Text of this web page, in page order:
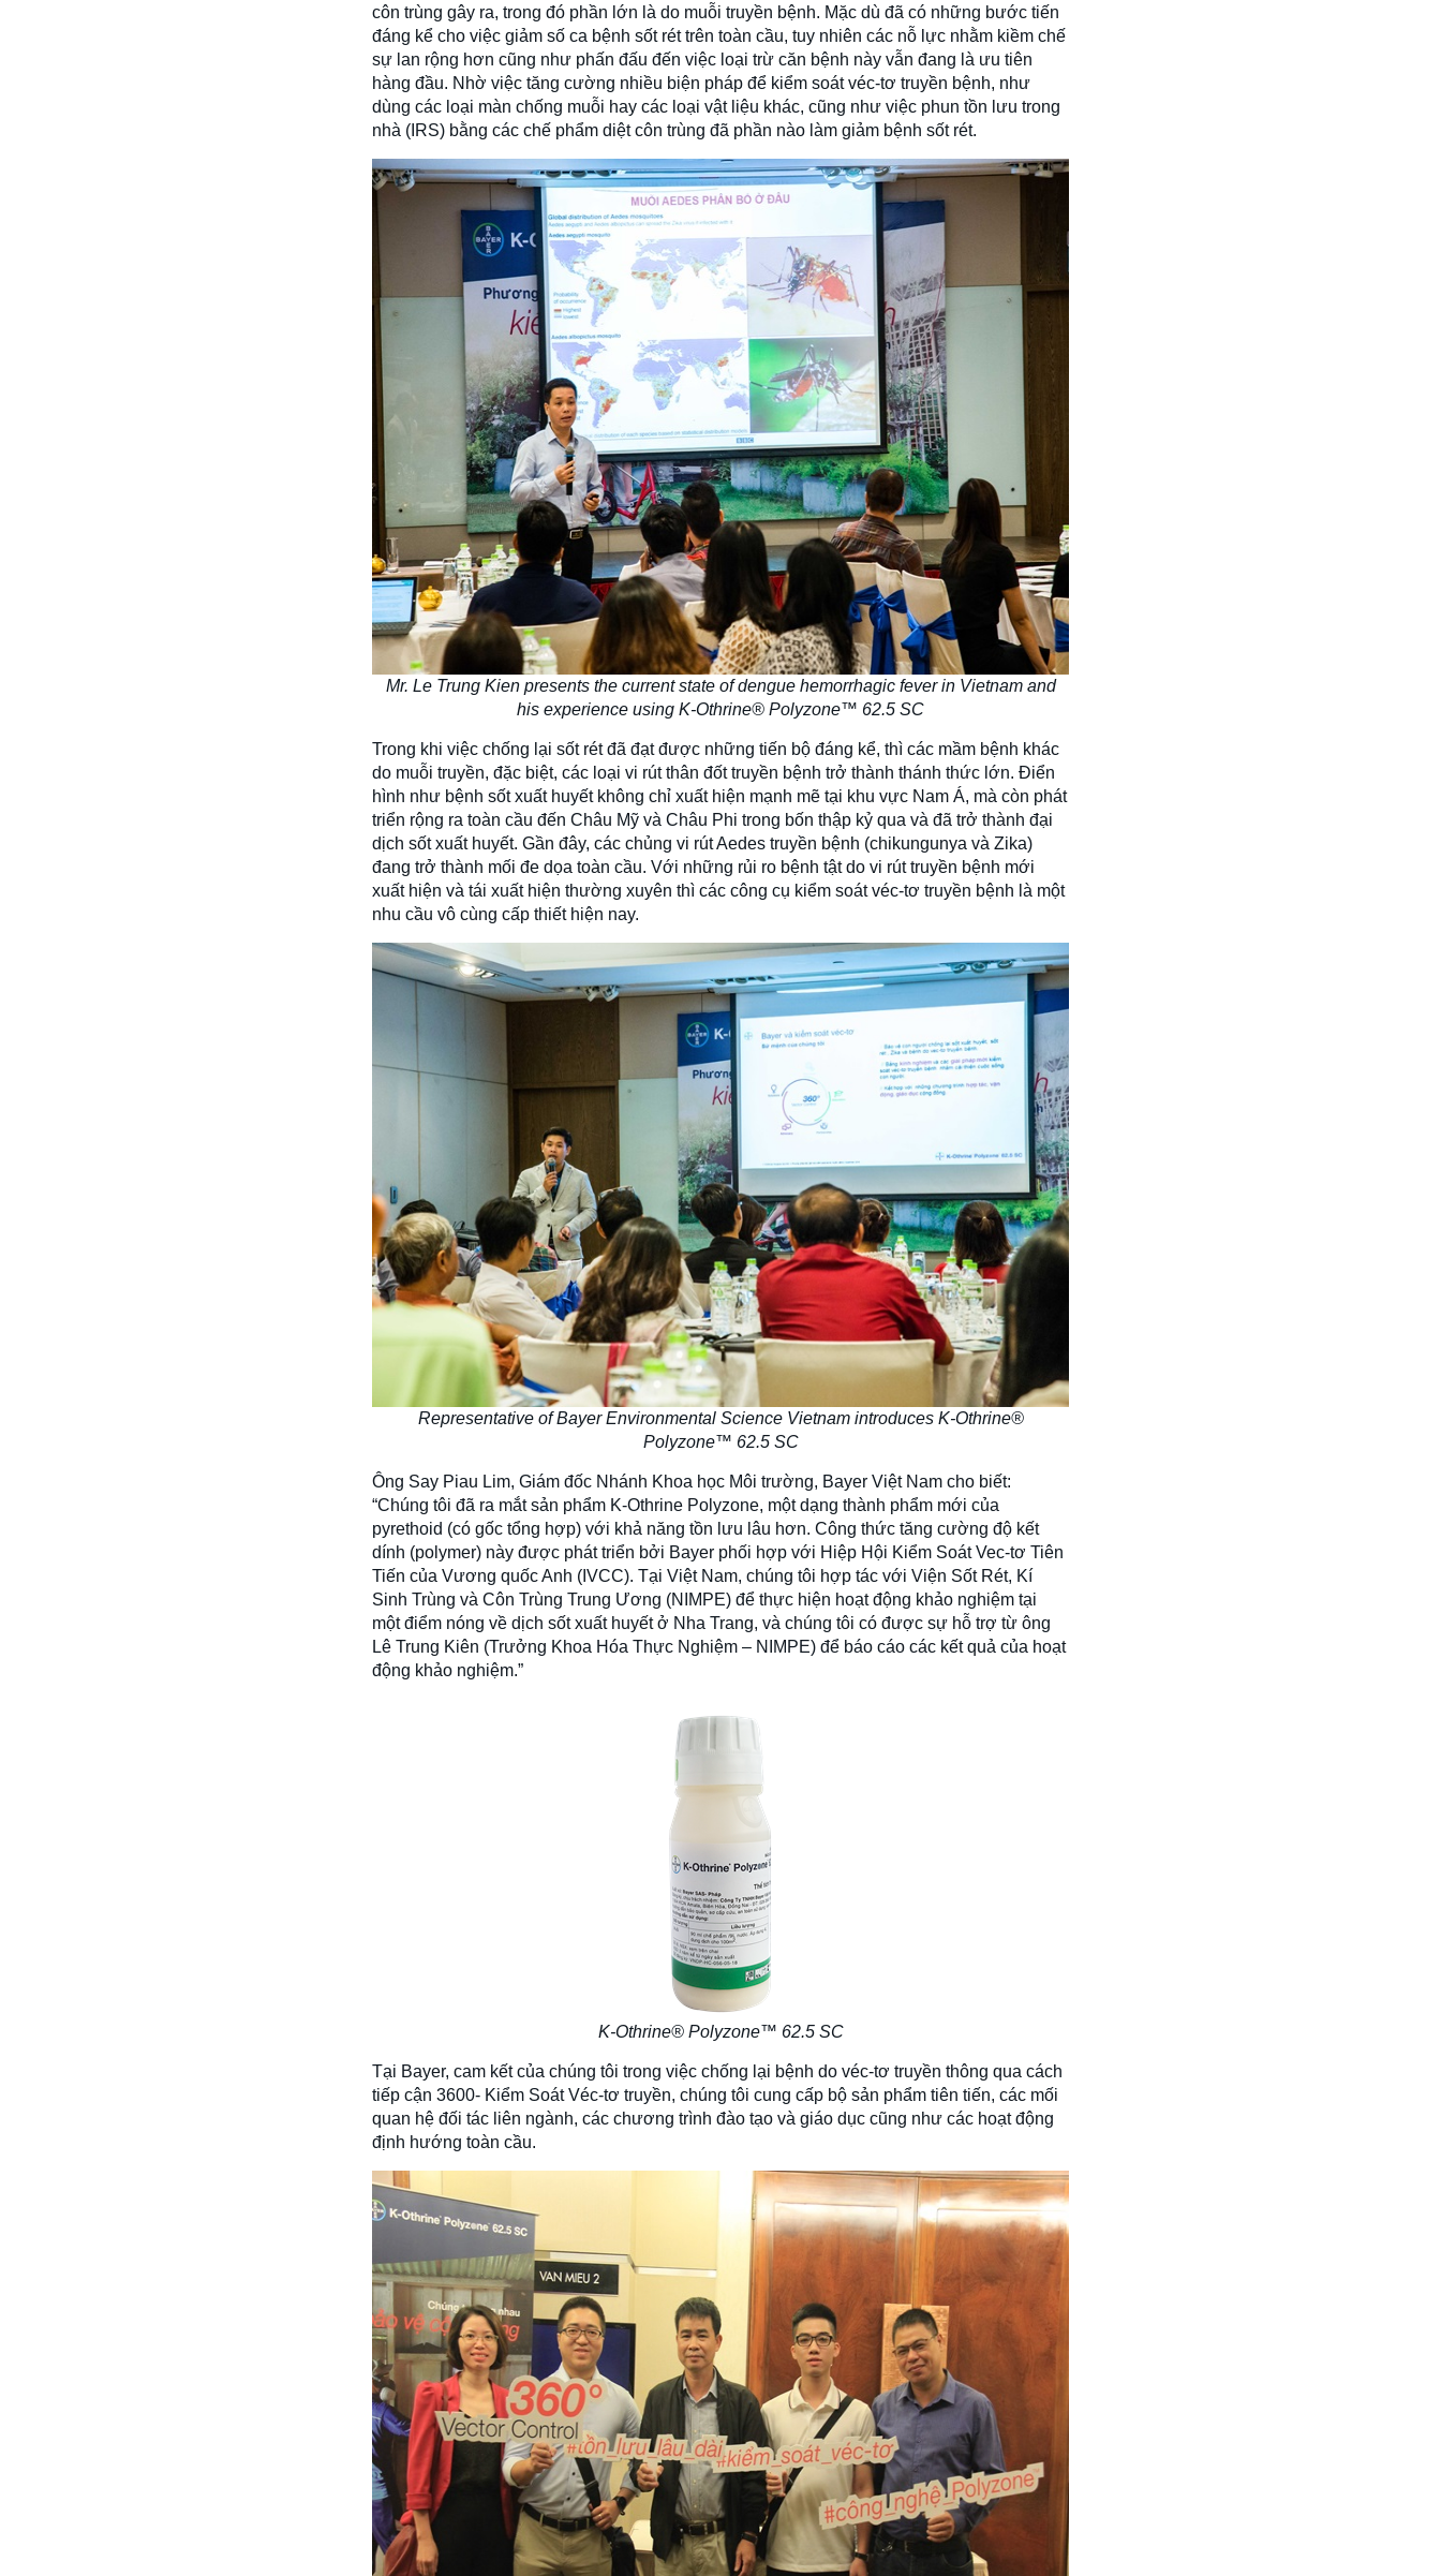
côn trùng gây ra, trong đó phần lớn là do muỗi truyền bệnh. Mặc dù đã có những bước tiến
đáng kể cho việc giảm số ca bệnh sốt rét trên toàn cầu, tuy nhiên các nỗ lực nhằm kiềm chế
sự lan rộng hơn cũng như phấn đấu đến việc loại trừ căn bệnh này vẫn đang là ưu tiên
hàng đầu. Nhờ việc tăng cường nhiều biện pháp để kiểm soát véc-tơ truyền bệnh, như
dùng các loại màn chống muỗi hay các loại vật liệu khác, cũng như việc phun tồn lưu trong
nhà (IRS) bằng các chế phẩm diệt côn trùng đã phần nào làm giảm bệnh sốt rét.
Mr. Le Trung Kien presents the current state of dengue hemorrhagic fever in Vietnam and
his experience using K-Othrine® Polyzone™ 62.5 SC
Trong khi việc chống lại sốt rét đã đạt được những tiến bộ đáng kể, thì các mầm bệnh khác
do muỗi truyền, đặc biệt, các loại vi rút thân đốt truyền bệnh trở thành thánh thức lớn. Điển
hình như bệnh sốt xuất huyết không chỉ xuất hiện mạnh mẽ tại khu vực Nam Á, mà còn phát
triển rộng ra toàn cầu đến Châu Mỹ và Châu Phi trong bốn thập kỷ qua và đã trở thành đại
dịch sốt xuất huyết. Gần đây, các chủng vi rút Aedes truyền bệnh (chikungunya và Zika)
đang trở thành mối đe dọa toàn cầu. Với những rủi ro bệnh tật do vi rút truyền bệnh mới
xuất hiện và tái xuất hiện thường xuyên thì các công cụ kiểm soát véc-tơ truyền bệnh là một
nhu cầu vô cùng cấp thiết hiện nay.
Representative of Bayer Environmental Science Vietnam introduces K-Othrine®
Polyzone™ 62.5 SC
Ông Say Piau Lim, Giám đốc Nhánh Khoa học Môi trường, Bayer Việt Nam cho biết:
“Chúng tôi đã ra mắt sản phẩm K-Othrine Polyzone, một dạng thành phẩm mới của
pyrethoid (có gốc tổng hợp) với khả năng tồn lưu lâu hơn. Công thức tăng cường độ kết
dính (polymer) này được phát triển bởi Bayer phối hợp với Hiệp Hội Kiểm Soát Vec-tơ Tiên
Tiến của Vương quốc Anh (IVCC). Tại Việt Nam, chúng tôi hợp tác với Viện Sốt Rét, Kí
Sinh Trùng và Côn Trùng Trung Ương (NIMPE) để thực hiện hoạt động khảo nghiệm tại
một điểm nóng về dịch sốt xuất huyết ở Nha Trang, và chúng tôi có được sự hỗ trợ từ ông
Lê Trung Kiên (Trưởng Khoa Hóa Thực Nghiệm – NIMPE) để báo cáo các kết quả của hoạt
động khảo nghiệm.”
K-Othrine® Polyzone™ 62.5 SC
Tại Bayer, cam kết của chúng tôi trong việc chống lại bệnh do véc-tơ truyền thông qua cách
tiếp cận 3600- Kiểm Soát Véc-tơ truyền, chúng tôi cung cấp bộ sản phẩm tiên tiến, các mối
quan hệ đối tác liên ngành, các chương trình đào tạo và giáo dục cũng như các hoạt động
định hướng toàn cầu.